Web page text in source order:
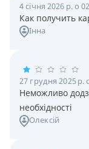
4 січня 2026 р. о
Как получить
Інна
27 грудня 2025 р.
Неможливо
необхідності
Олексій